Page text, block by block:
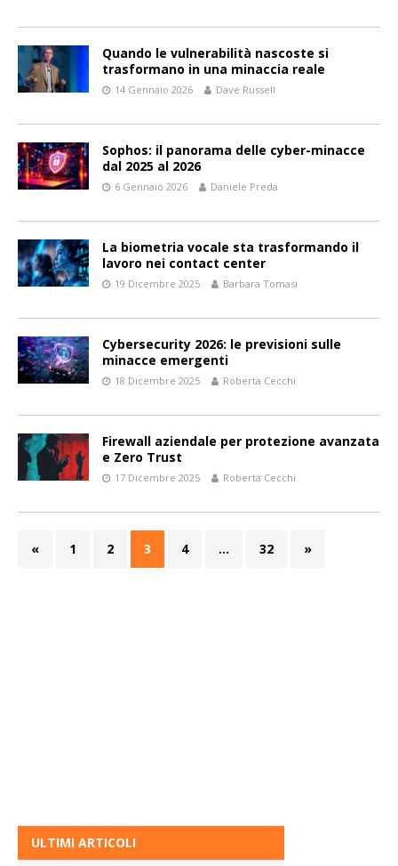
Quando le vulnerabilità nascoste si
trasformano in una minaccia reale
14 Gennaio 2026 Dave Russell
Sophos: il panorama delle cyber-minacce
dal 2025 al 2026
6 Gennaio 2026 Daniele Preda
La biometria vocale sta trasformando il
lavoro nei contact center
19 Dicembre 2025 Barbara Tomasi
Cybersecurity 2026: le previsioni sulle
minacce emergenti
18 Dicembre 2025 Roberta Cecchi
Firewall aziendale per protezione avanzata
e Zero Trust
17 Dicembre 2025 Roberta Cecchi
« 1 2 3 4 … 32 »
ULTIMI ARTICOLI